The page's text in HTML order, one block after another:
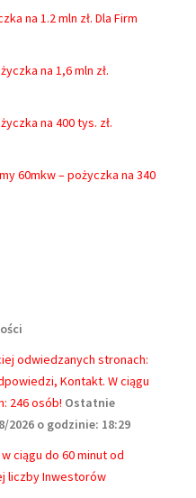
na 1.2 mln zł. Dla Firm
na 1,6 mln zł.
na 400 tys. zł.
60mkw – pożyczka na 340
odwiedzanych stronach:
Kontakt. W ciągu
246 osób! Ostatnie
2026 o godzinie: 18:29
ciągu do 60 minut od
liczby Inwestorów